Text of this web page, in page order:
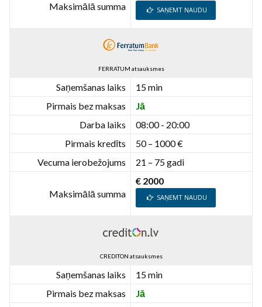
Maksimālā summa SAŅEMT NAUDU
FERRATUM atsauksmes
Saņemšanas laiks
15 min
Pirmais bez maksas
Jā
Darba laiks
08:00 - 20:00
Pirmais kredīts
50 – 1000 €
Vecuma ierobežojums
21 – 75 gadi
Maksimālā summa
€ 2000
SAŅEMT NAUDU
CREDITON atsauksmes
Saņemšanas laiks
15 min
Pirmais bez maksas
Jā